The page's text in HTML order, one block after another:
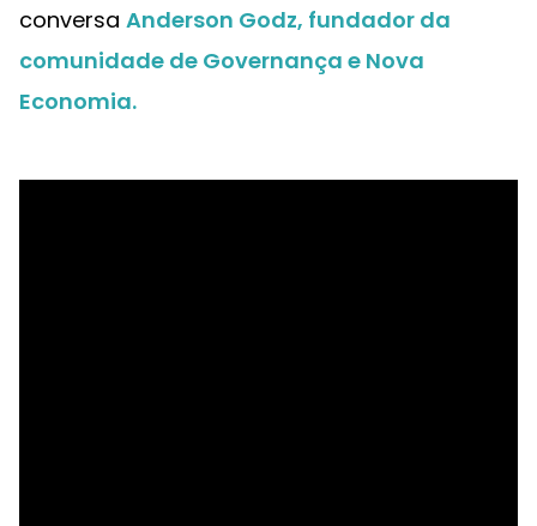
conversa Anderson Godz, fundador da
comunidade de Governança e Nova
Economia.